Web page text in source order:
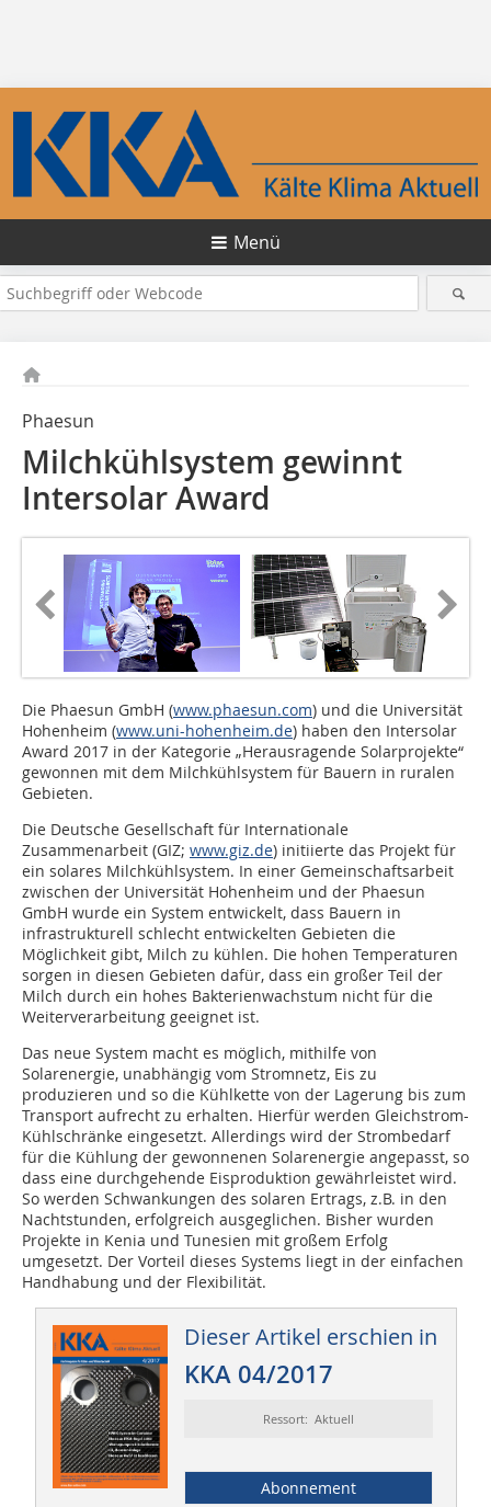
Menü
Phaesun
Milchkühlsystem gewinnt
Intersolar Award
Die Phaesun GmbH (www.phaesun.com) und die Universität
Hohenheim (www.uni-hohenheim.de) haben den Intersolar
Award 2017 in der Kategorie „Herausragende Solarprojekte“
gewonnen mit dem Milchkühlsystem für Bauern in ruralen
Gebieten.
Die Deutsche Gesellschaft für Internationale
Zusammenarbeit (GIZ; www.giz.de) initiierte das Projekt für
ein solares Milchkühlsystem. In einer Gemeinschaftsarbeit
zwischen der Universität Hohenheim und der Phaesun
GmbH wurde ein System entwickelt, dass Bauern in
infrastrukturell schlecht entwickelten Gebieten die
Möglichkeit gibt, Milch zu kühlen. Die hohen Temperaturen
sorgen in diesen Gebieten dafür, dass ein großer Teil der
Milch durch ein hohes Bakterienwachstum nicht für die
Weiterverarbeitung geeignet ist.
Das neue System macht es möglich, mithilfe von
Solarenergie, unabhängig vom Stromnetz, Eis zu
produzieren und so die Kühlkette von der Lagerung bis zum
Transport aufrecht zu erhalten. Hierfür werden Gleichstrom-
Kühlschränke eingesetzt. Allerdings wird der Strombedarf
für die Kühlung der gewonnenen Solarenergie angepasst, so
dass eine durchgehende Eisproduktion gewährleistet wird.
So werden Schwankungen des solaren Ertrags, z.B. in den
Nachtstunden, erfolgreich ausgeglichen. Bisher wurden
Projekte in Kenia und Tunesien mit großem Erfolg
umgesetzt. Der Vorteil dieses Systems liegt in der einfachen
Handhabung und der Flexibilität.
Dieser Artikel erschien in
KKA 04/2017
Ressort: Aktuell
Abonnement